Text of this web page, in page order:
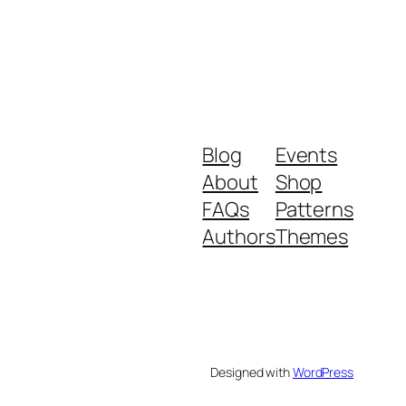
Blog
About
FAQs
Authors
Events
Shop
Patterns
Themes
Designed withWordPress